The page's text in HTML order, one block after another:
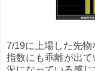
7/19に上場した先
指数にも乖離が出